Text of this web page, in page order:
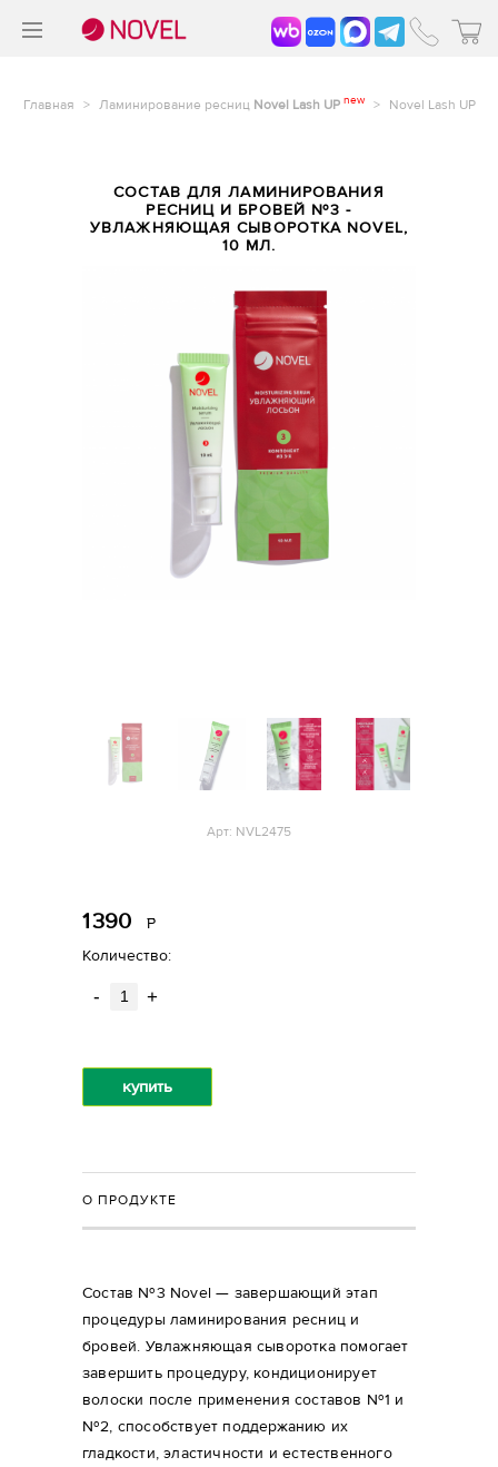
Главная > Ламинирование ресниц Novel Lash UP new > Novel Lash UP
СОСТАВ ДЛЯ ЛАМИНИРОВАНИЯ
РЕСНИЦ И БРОВЕЙ №3 -
УВЛАЖНЯЮЩАЯ СЫВОРОТКА NOVEL,
10 МЛ.
Арт: NVL2475
1390 Р
Количество:
- +
купить
О ПРОДУКТЕ
Состав №3 Novel — завершающий этап
процедуры ламинирования ресниц и
бровей. Увлажняющая сыворотка помогает
завершить процедуру, кондиционирует
волоски после применения составов №1 и
№2, способствует поддержанию их
гладкости, эластичности и естественного